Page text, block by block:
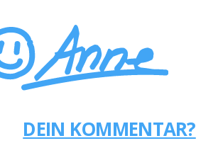
DEIN KOMMENTAR?